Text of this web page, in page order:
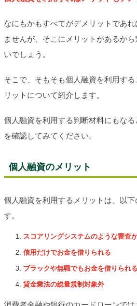
なにもかもすべてがデメリットであ
ませんが、そこにメリットがあるか
いでしょう。
そこで、そもそも個人融資を利用す
リットについて紹介します。
個人融資を利用する判断材料にもな
を確認してみてください。
個人融資のメリット
個人融資を利用するメリットは、以下
す。
スコアリングシステムのような審査
信用だけでお金を借りられる
ブラックや無職でもお金を借りられる
貸金業法の総量規制対象外